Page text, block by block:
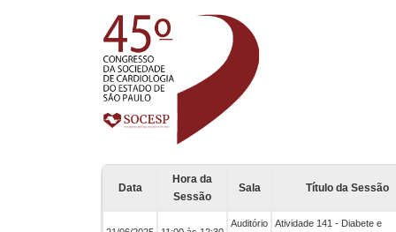
Data
Hora da
Sessão
Sala Título da Sessão
Auditório
Atividade 141 - Diabete e